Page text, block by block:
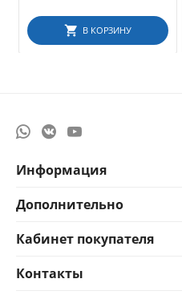
В КОРЗИНУ
Информация
Дополнительно
Кабинет покупателя
Контакты